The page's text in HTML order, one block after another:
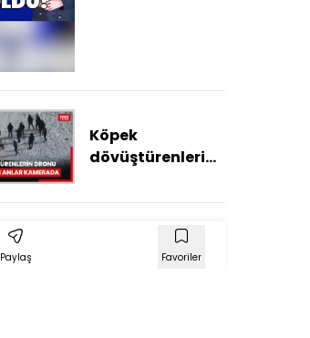
Köpek
dövüştürenlerin
kaçtığı anlar
Paylaş Favoriler